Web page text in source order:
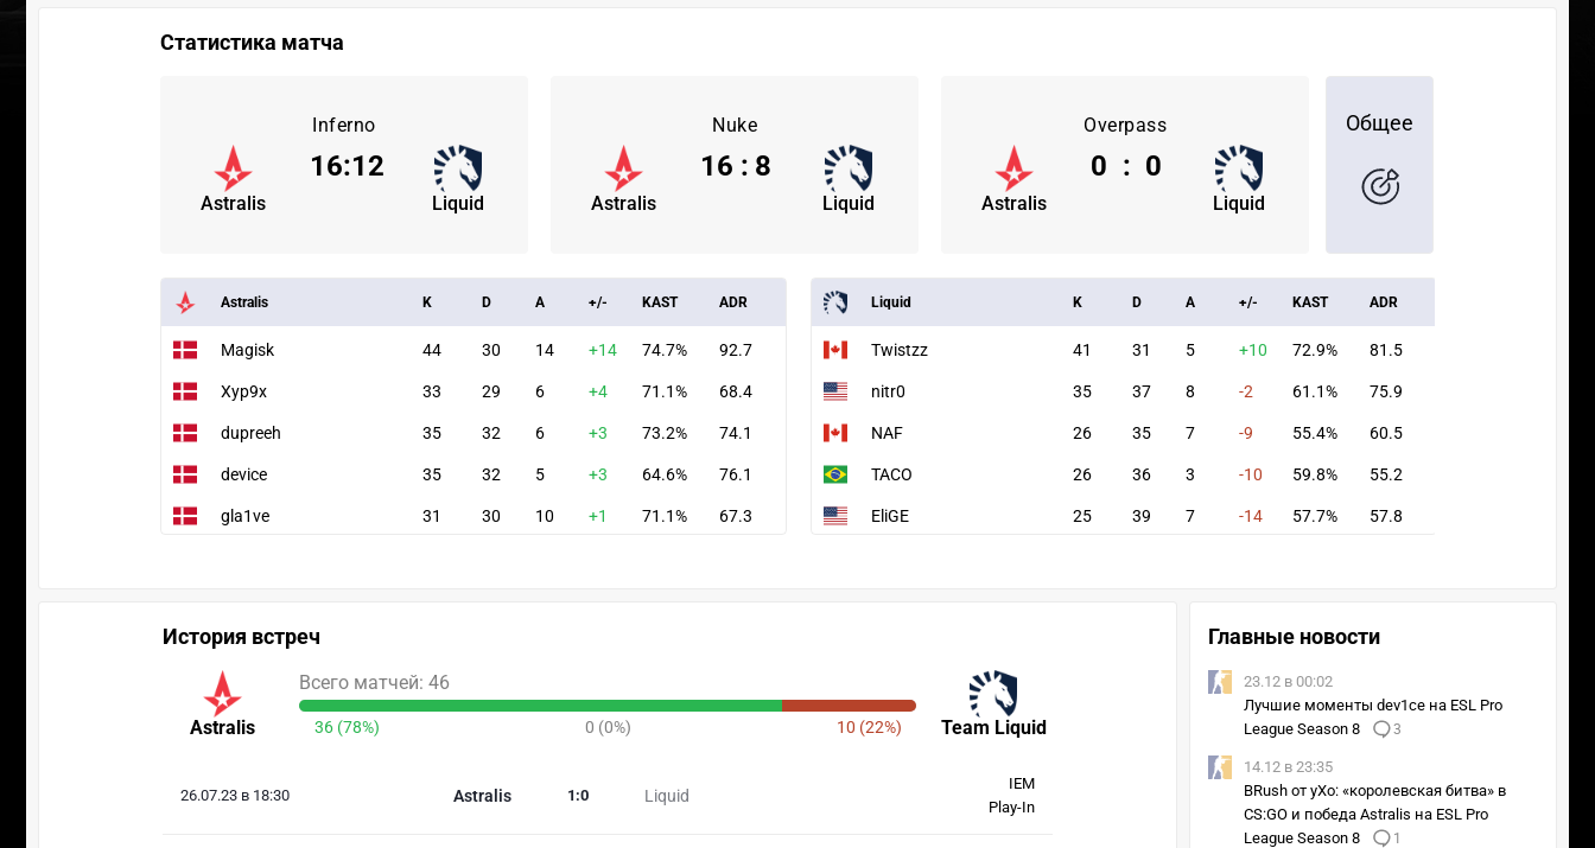
Статистика матча
Inferno
Astralis Liquid
16:12
Nuke
Astralis Liquid
16 : 8
Overpass
Astralis Liquid
0 : 0
Общее
Astralis K D A +/- KAST ADR
Magisk 44 30 14 +14 74.7% 92.7
Xyp9x 33 29 6 +4 71.1% 68.4
dupreeh 35 32 6 +3 73.2% 74.1
device 35 32 5 +3 64.6% 76.1
gla1ve 31 30 10 +1 71.1% 67.3
Liquid K D A +/- KAST ADR
Twistzz 41 31 5 +10 72.9% 81.5
nitr0 35 37 8 -2 61.1% 75.9
NAF 26 35 7 -9 55.4% 60.5
TACO 26 36 3 -10 59.8% 55.2
EliGE 25 39 7 -14 57.7% 57.8
История встреч
Astralis Team Liquid
Всего матчей: 46
36 (78%) 0 (0%) 10 (22%)
26.07.23 в 18:30 Astralis Liquid
1 :0
IEM
Play-In
Главные новости
23.12 в 00:02
Лучшие моменты dev1ce на ESL Pro
League Season 8
3
14.12 в 23:35
BRush от yXo: «королевская битва» в
CS:GO и победа Astralis на ESL Pro
League Season 8
1